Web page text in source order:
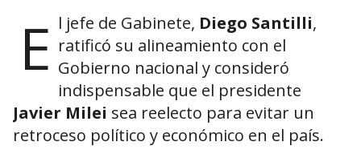
E l jefe de Gabinete, Diego Santilli,
ratificó su alineamiento con el
Gobierno nacional y consideró
indispensable que el presidente
Javier Milei sea reelecto para evitar un
retroceso político y económico en el país.